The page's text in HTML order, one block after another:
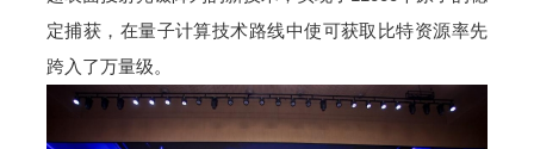
定捕获，在量子计算技术路线中使可获取比特资源率先
跨入了万量级。